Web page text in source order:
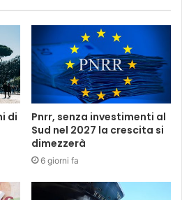
di
Pnrr, senza investimenti al
Sud nel 2027 la crescita si
dimezzerà
6 giorni fa